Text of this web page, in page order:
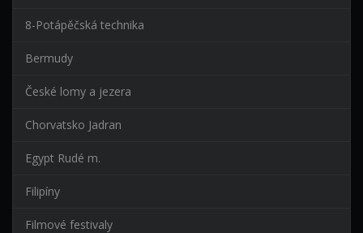
8-Potápěčská technika
Bermudy
České lomy a jezera
Chorvatsko Jadran
Egypt Rudé m.
Filipíny
Filmové festivaly